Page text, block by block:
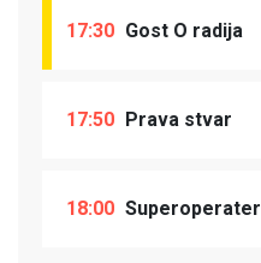
17:30 Gost O radija
17:50 Prava stvar
18:00 Superoperater